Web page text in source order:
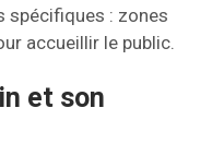
spécifiques : zones
accueillir le public.
et son